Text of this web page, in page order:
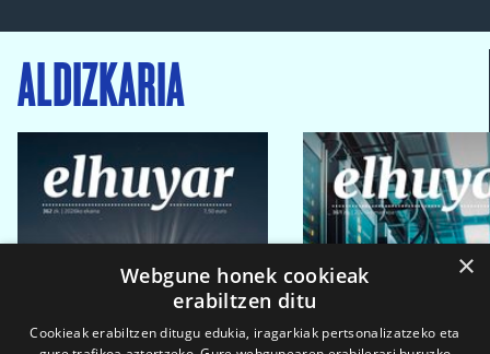
ALDIZKARIA
×
Webgune honek cookieak
erabiltzen ditu
Cookieak erabiltzen ditugu edukia, iragarkiak pertsonalizatzeko eta